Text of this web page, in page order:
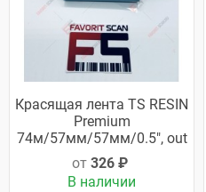
Красящая лента TS RESIN
Premium
74м/57мм/57мм/0.5", out
от 326 ₽
В наличии